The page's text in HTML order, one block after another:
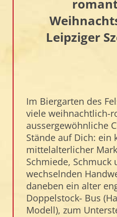
Leipziger
Im Biergarten des
viele weihnachtlich-
aussergewöhnliche
Stände auf Dich: ein
mittelalterlicher
Schmiede, Schmuck
wechselnden
daneben ein alter
Doppelstock- Bus
Modell), zum